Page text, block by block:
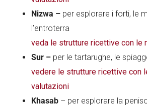
Nizwa – per esplorare i forti, le
l’entroterra
veda le strutture ricettive con le
Sur – per le tartarughe, le
vedere le strutture ricettive con
valutazioni
Khasab – per esplorare la